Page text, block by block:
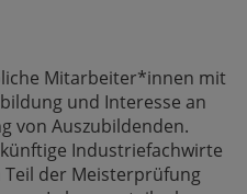
Mitarbeiter*innen mit
und Interesse an
von Auszubildenden.
Industriefachwirte
der Meisterprüfung